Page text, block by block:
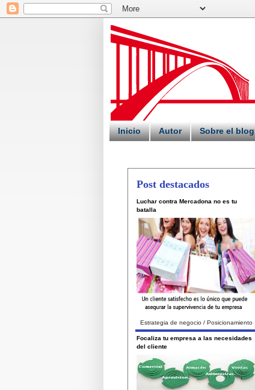
Inicio Autor Sobre el blog
Post destacados
Luchar contra Mercadona no es tu
batalla
Estrategia de negocio / Posicionamiento
Focaliza tu empresa a las necesidades
del cliente